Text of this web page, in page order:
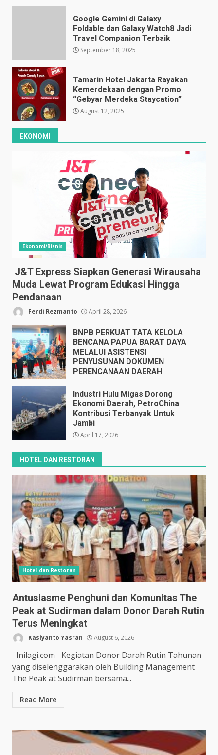
Google Gemini di Galaxy
Foldable dan Galaxy Watch8 Jadi
Travel Companion Terbaik
September 18, 2025
Tamarin Hotel Jakarta Rayakan
Kemerdekaan dengan Promo
“Gebyar Merdeka Staycation”
August 12, 2025
EKONOMI
Ekonomi/Bisnis
J&T Express Siapkan Generasi Wirausaha
Muda Lewat Program Edukasi Hingga
Pendanaan
Ferdi Rezmanto April 28, 2026
BNPB PERKUAT TATA KELOLA
BENCANA PAPUA BARAT DAYA
MELALUI ASISTENSI
PENYUSUNAN DOKUMEN
PERENCANAAN DAERAH
Industri Hulu Migas Dorong
Ekonomi Daerah, PetroChina
Kontribusi Terbanyak Untuk
Jambi
April 17, 2026
HOTEL DAN RESTORAN
Hotel dan Restoran
Antusiasme Penghuni dan Komunitas The
Peak at Sudirman dalam Donor Darah Rutin
Terus Meningkat
Kasiyanto Yasran August 6, 2026
Inilagi.com– Kegiatan Donor Darah Rutin Tahunan
yang diselenggarakan oleh Building Management
The Peak at Sudirman bersama...
Read More